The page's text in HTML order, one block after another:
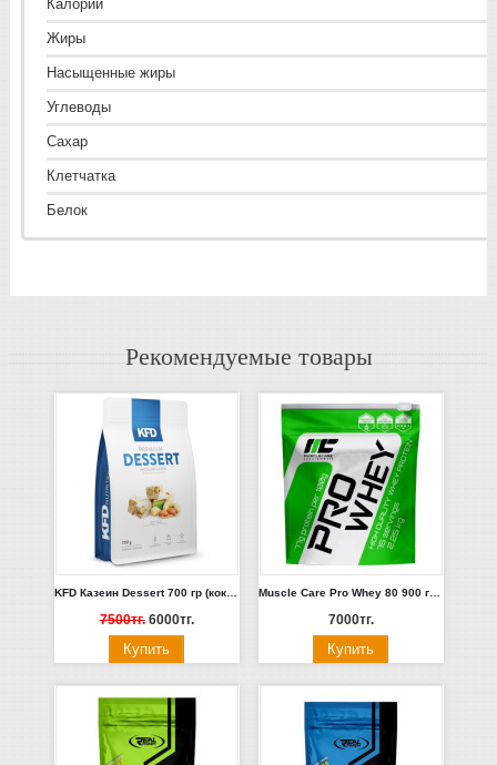
Калории
Жиры
Насыщенные жиры
Углеводы
Сахар
Клетчатка
Белок
Рекомендуемые товары
KFD Казеин Dessert 700 гр (кокосовый трюфель, малиновый крем, фисташковый) Польша
7500тг. 6000тг.
Muscle Care Pro Whey 80 900 гр. (ваниль) Польша
7000тг.